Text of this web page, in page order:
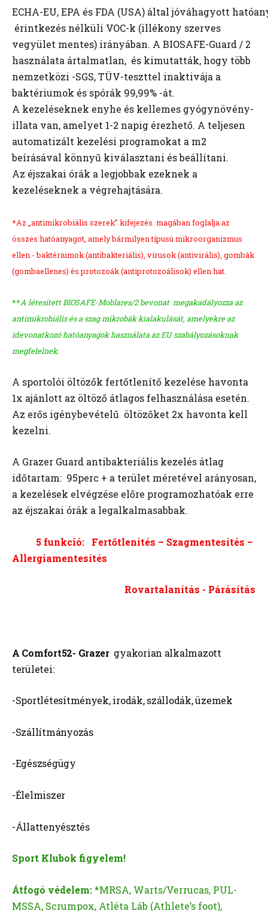
ECHA-EU, EPA és FDA (USA) által jóváhagyott
érintkezés nélküli VOC-k (illékony szerves
vegyület mentes) irányában. A BIOSAFE-Guard / 2
használata ártalmatlan, és kimutatták, hogy több
nemzetközi -SGS, TÜV-teszttel inaktivája a
baktériumok és spórák 99,99% -át.
A kezeléseknek enyhe és kellemes gyógynövény-
illata van, amelyet 1-2 napig érezhető. A teljesen
automatizált kezelési programokat a m2
beírásával könnyű kiválasztani és beállítani.
Az éjszakai órák a legjobbak ezeknek a
kezeléseknek a végrehajtására.
*Az „antimikrobiális szerek” kifejezés magában foglalja az
összes hatóanyagot, amely bármilyen típusú mikroorganizmus
ellen - baktériumok (antibakteriális), vírusok (antivirális), gombák
(gombaellenes) és protozoák (antiprotozoálisok) ellen hat.
**A létesitett BIOSAFE-Moblares/2 bevonat megakadályozza az
antimikrobiális és a szag mikrobák kialakulását, amelyekre az
idevonatkozó hatóanyagok használata az EU szabályozásoknak
megfelelnek.
A sportolói öltözők fertőtlenítő kezelése havonta
1x ajánlott az öltöző átlagos felhasználása esetén.
Az erős igénybevételű öltözőket 2x havonta kell
kezelni.
A Grazer Guard antibakteriális kezelés átlag
időtartam: 95perc + a terület méretével arányosan,
a kezelések elvégzése előre programozhatóak erre
az éjszakai órák a legalkalmasabbak.
5 funkció: Fertőtlenítés – Szagmentesítés –
Allergiamentesítés
Rovartalanítás - Párásítás
A Comfort52- Grazer gyakorian alkalmazott
területei:
-Sportlétesítmények, irodák, szállodák, üzemek
-Szállítmányozás
-Egészségügy
-Élelmiszer
-Állattenyésztés
Sport Klubok figyelem!
Átfogó védelem:*MRSA, Warts/Verrucas, PUL-
MSSA, Scrumpox, Atléta Láb (Athlete’s foot),